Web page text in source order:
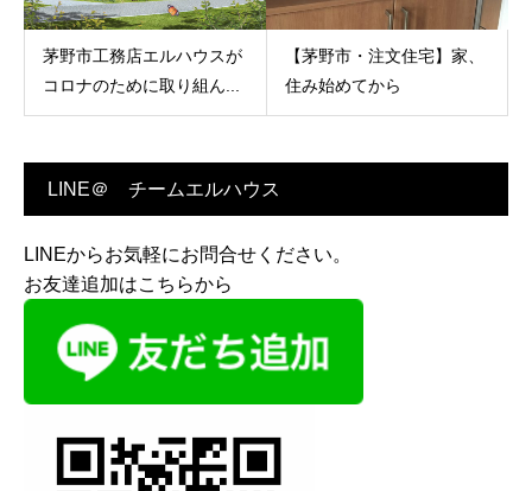
茅野市工務店エルハウスが
コロナのために取り組ん...
【茅野市・注文住宅】家、
住み始めてから
LINE＠ チームエルハウス
LINEからお気軽にお問合せください。
お友達追加はこちらから